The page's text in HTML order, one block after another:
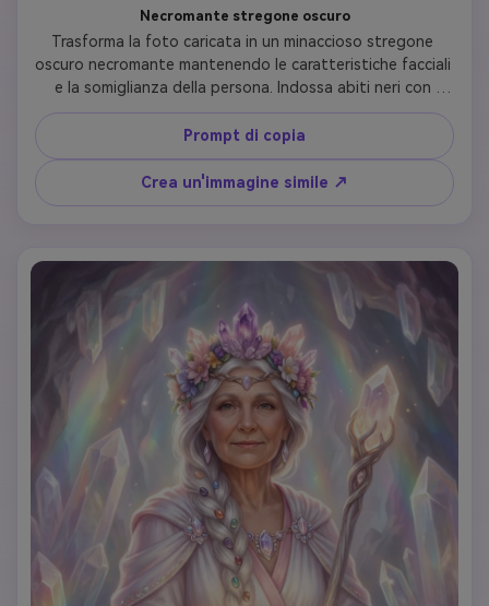
Necromante stregone oscuro
Trasforma la foto caricata in un minaccioso stregone
oscuro necromante mantenendo le caratteristiche facciali
e la somiglianza della persona. Indossa abiti neri con
cappuccio con ornamenti di ossa e rune viola luminose,
bastone scheletrico con sfere d'anima verdi galleggianti,
pelle pallida con tatuaggi mistici scuri sul viso, occhi viola
luminosi. Circondato da fumo spettrale e teschi
galleggianti. Sfondo mostra cimitero gotico con luna
estetica dell'horror gotico, espressione misteriosa e
Prompt di copia
Crea un'immagine simile ↗